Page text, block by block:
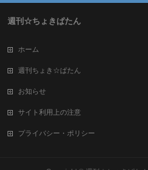
週刊☆ちょきぱたん
ホーム
週刊ちょき☆ぱたん
お知らせ
サイト利用上の注意
プライバシー・ポリシー